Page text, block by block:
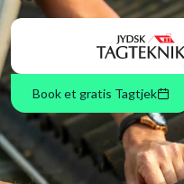
Book et gratis Tagtjek